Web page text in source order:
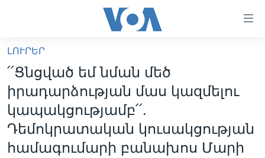
հիմնական
բովանդակությանը
անցնել
հիմնական
բովանդակությանը
հիմնական
բովանդակություն
ԼՈՒՐԵՐ
ՍՓՅՈՒՌՔ
ՏԵՍԱՆՅՈՒԹԵՐ
ՖԻԼՄԵՐ
ԼՈՒՐԵՐ
՛՛Ցնցված եմ նման մեծ
իրադարձության մաս կազմելու
կապակցությամբ՛՛.
Դեմոկրատական կուսակցության
համագումարի բանախոս Մարի